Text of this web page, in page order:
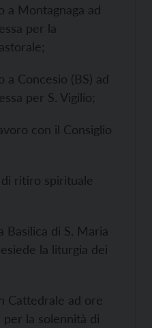
a Montagnaga ad
per la
a Concesio (BS) ad
per S. Vigilio;
con il Consiglio
ritiro spirituale
Basilica di S. Maria
la liturgia dei
Cattedrale ad ore
per la solennità di